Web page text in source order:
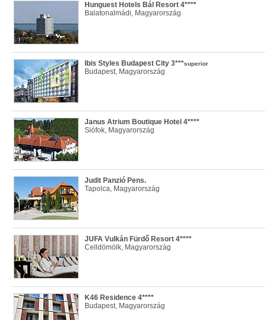
Hunguest Hotels Bál Resort 4****
Balatonalmádi, Magyarország
Ibis Styles Budapest City 3***superior
Budapest, Magyarország
Janus Atrium Boutique Hotel 4****
Siófok, Magyarország
Judit Panzió Pens.
Tapolca, Magyarország
JUFA Vulkán Fürdő Resort 4****
Celldömölk, Magyarország
K46 Residence 4****
Budapest, Magyarország